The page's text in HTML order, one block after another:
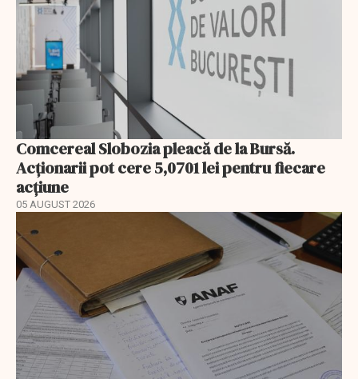
Comcereal Slobozia pleacă de la Bursă.
Acționarii pot cere 5,0701 lei pentru fiecare
acțiune
05 AUGUST 2026